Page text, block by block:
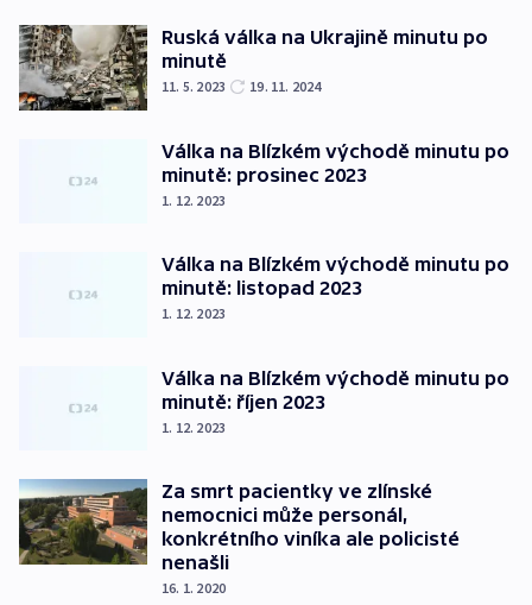
Ruská válka na Ukrajině minutu po
minutě
11. 5. 2023 19. 11. 2024
Válka na Blízkém východě minutu po
minutě: prosinec 2023
1. 12. 2023
Válka na Blízkém východě minutu po
minutě: listopad 2023
1. 12. 2023
Válka na Blízkém východě minutu po
minutě: říjen 2023
1. 12. 2023
Za smrt pacientky ve zlínské
nemocnici může personál,
konkrétního viníka ale policisté
nenašli
16. 1. 2020